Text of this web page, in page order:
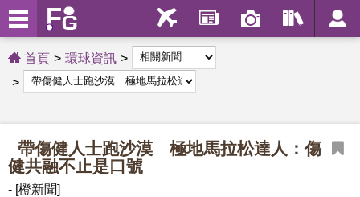
首頁 環球資訊
帶傷健人士跑沙漠 極地馬拉松達人：傷
健共融不止是口號
- [橙新聞]